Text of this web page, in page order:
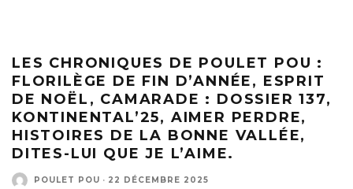
LES CHRONIQUES DE POULET POU :
FLORILÈGE DE FIN D’ANNÉE, ESPRIT
DE NOËL, CAMARADE : DOSSIER 137,
KONTINENTAL’25, AIMER PERDRE,
HISTOIRES DE LA BONNE VALLÉE,
DITES-LUI QUE JE L’AIME.
POULET POU · 22 DÉCEMBRE 2025